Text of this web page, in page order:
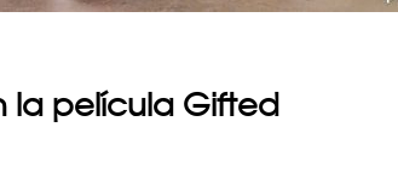
la película Gifted